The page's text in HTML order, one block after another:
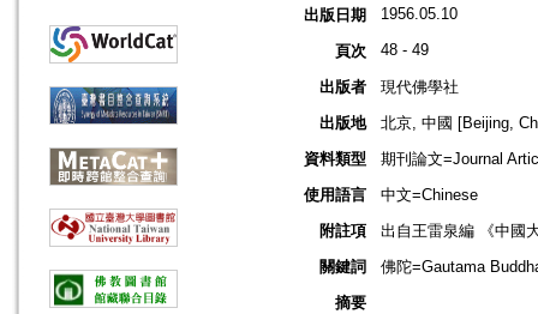
出版日期
1956.05.10
頁次 48 - 49
出版者
現代佛學社
出版地
北京, 中國 [Beijing,
資料類型
期刊論文=Journal
使用語言
中文=Chinese
附註項
出自王雷泉編 《中國
關鍵詞
佛陀=Gautama
摘要